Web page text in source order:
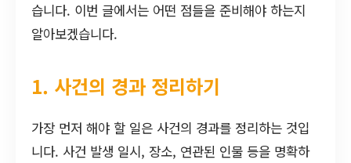
습니다. 이번 글에서는 어떤 점들을 준비해야 하는지
알아보겠습니다.
1. 사건의 경과 정리하기
가장 먼저 해야 할 일은 사건의 경과를 정리하는 것입
니다. 사건 발생 일시, 장소, 연관된 인물 등을 명확하